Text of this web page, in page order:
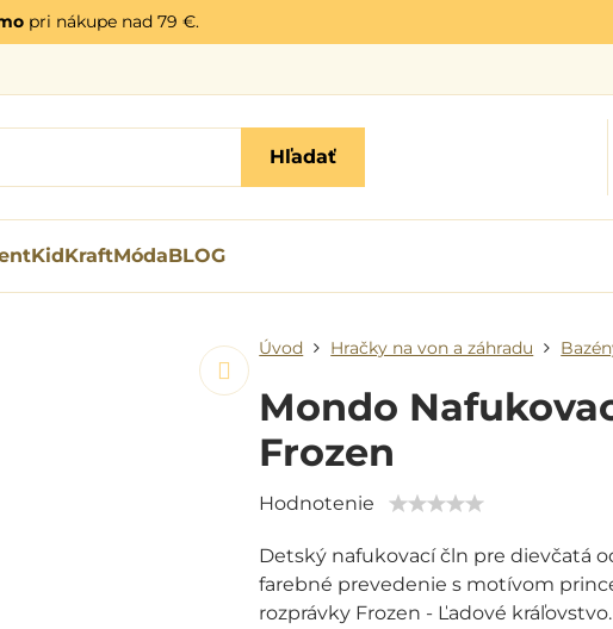
pri nákupe nad 79 €.
Hľadať
KidKraftMódaBLOG
Úvod Hračky na von a záhradu
Mondo
Frozen
Hodnotenie
Detský nafukovací čln pre dievčatá
farebné prevedenie s motívom
rozprávky Frozen - Ľadové